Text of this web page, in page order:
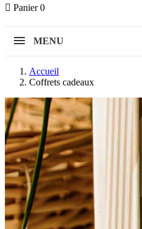
 Panier 0
MENU
Accueil
Coffrets cadeaux